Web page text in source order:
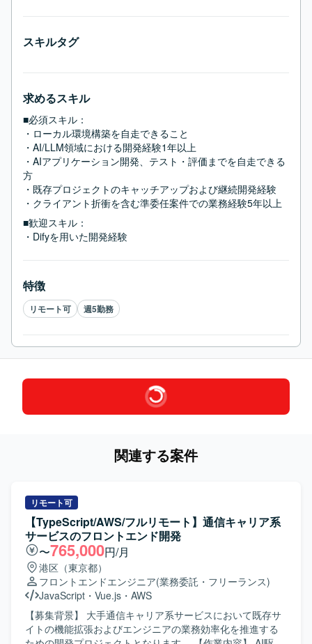
スキルタグ
求めるスキル
■必須スキル：
・ローカル環境構築を自走できること
・AI/LLM領域における開発経験1年以上
・AIアプリケーション開発、テスト・評価までを自走できる
方
・既存プロジェクトのキャッチアップおよび継続開発経験
・クライアント折衝を含む準委任案件での業務経験5年以上
■歓迎スキル：
・Difyを用いた開発経験
特徴
リモート可 週5勤務
関連する案件
リモート可
【TypeScript/AWS/フルリモート】通信キャリア系
サービスのフロントエンド開発
〜765,000円/月
港区（東京都）
フロントエンドエンジニア(業務委託・フリーランス)
JavaScript ・ Vue.js ・ AWS
【募集背景】 大手通信キャリア系サービスにおいて既存サ
イトの機能拡張およびエンジニアの業務効率化を推進する